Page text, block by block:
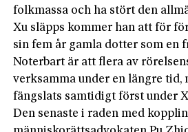
folkmassa och ha stört den
Xu släpps kommer han att för
sin fem år gamla dotter som en
Noterbart är att flera av
verksamma under en längre tid,
fängslats samtidigt först under
Den senaste i raden med